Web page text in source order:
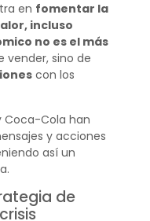
en fomentar la
incluso
no es el más
vender, sino de
con los
Coca-Cola han
y acciones
así un
de